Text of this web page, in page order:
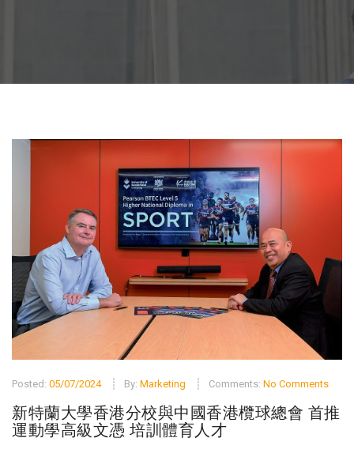
Posted: 05/07/2024 By: Marketing Comments: No Comments
新特蘭大學香港分校與中國香港欖球總會 首推
運動學高級文憑 培訓體育人才